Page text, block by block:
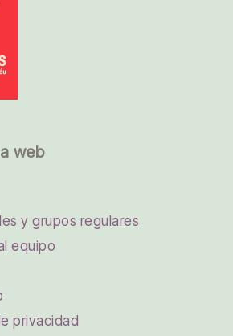
web
y grupos regulares
equipo
privacidad